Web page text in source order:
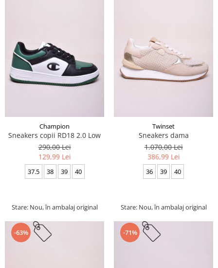
Champion
Sneakers copii RD18 2.0 Low
290,00 Lei
129,99 Lei
37.5 38 39 40
Stare: Nou, în ambalaj original
Twinset
Sneakers dama
1.070,00 Lei
386,99 Lei
36 39 40
Stare: Nou, în ambalaj original
-63% -71%